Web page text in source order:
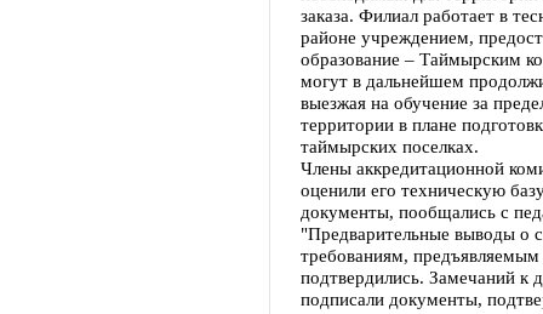
заказа. Филиал работает в
районе учреждением,
образование – Таймырским
могут в дальнейшем
выезжая на обучение за
территории в плане
таймырских поселках.
Члены аккредитационной
оценили его техническую
документы, пообщались с
"Предварительные выводы о
требованиям,
подтвердились. Замечаний к
подписали документы,